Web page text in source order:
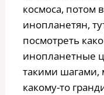
космоса, потом
инопланетян,
посмотреть
инопланетные
такими
какому-то